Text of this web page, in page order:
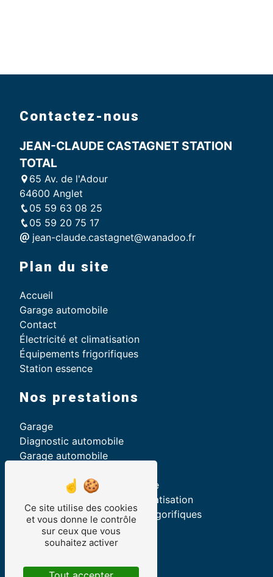
Contactez-nous
JEAN-CLAUDE CASTAGNET STATION
TOTAL
65 Av. de l'Adour
64600 Anglet
05 59 63 08 25
05 59 20 75 17
jean-claude.castagnet@wanadoo.fr
Plan du site
Accueil
Garage automobile
Contact
Électricité et climatisation
Équipements frigorifiques
Station essence
Nos prestations
Garage
Diagnostic automobile
Garage automobile
Réparation véhicule électrique
Entretien et recharge de climatisation
Dépannage d'équipements frigorifiques
Garagiste
Vidange boîte automatique
Entretien automobile
Ce site utilise des cookies
et vous donne le contrôle
sur ceux que vous
souhaitez activer